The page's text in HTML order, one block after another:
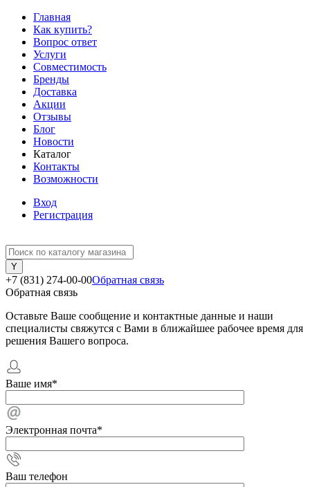
Главная
Как купить?
Вопрос ответ
Услуги
Совместимость
Бренды
Доставка
Акции
Отзывы
Блог
Новости
Каталог
Контакты
Возможности
Вход
Регистрация
+7 (831) 274-00-00Обратная связь
Обратная связь
Оставьте Ваше сообщение и контактные данные и наши
специалисты свяжутся с Вами в ближайшее рабочее время для
решения Вашего вопроса.
Ваше имя*
Электронная почта*
Ваш телефон